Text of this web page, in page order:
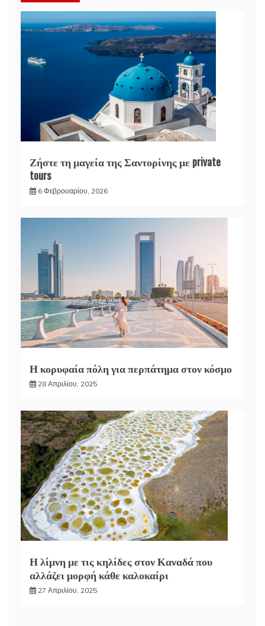
Ζήστε τη μαγεία της Σαντορίνης με private
tours
6 Φεβρουαρίου, 2026
Η κορυφαία πόλη για περπάτημα στον κόσμο
28 Απριλίου, 2025
Η λίμνη με τις κηλίδες στον Καναδά που
αλλάζει μορφή κάθε καλοκαίρι
27 Απριλίου, 2025